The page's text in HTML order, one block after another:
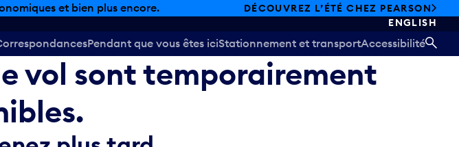
et bien plus encore.
DÉCOUVREZ L’ÉTÉ CHEZ PEARSON
ENGLISH
Pendant que vous êtes iciStationnement et transportAccessibilité
vol sont temporairement